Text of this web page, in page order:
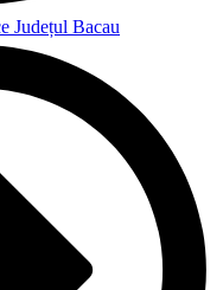
Județul Bacau